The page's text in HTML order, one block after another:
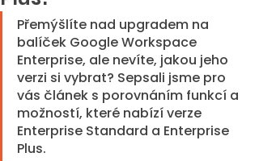
Přemýšlíte nad upgradem na
balíček Google Workspace
Enterprise, ale nevíte, jakou jeho
verzi si vybrat? Sepsali jsme pro
vás článek s porovnáním funkcí a
možností, které nabízí verze
Enterprise Standard a Enterprise
Plus.